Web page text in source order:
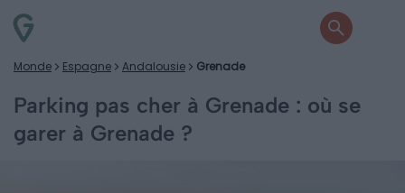
Monde Espagne Andalousie Grenade
Parking pas cher à Grenade : où se
garer à Grenade ?